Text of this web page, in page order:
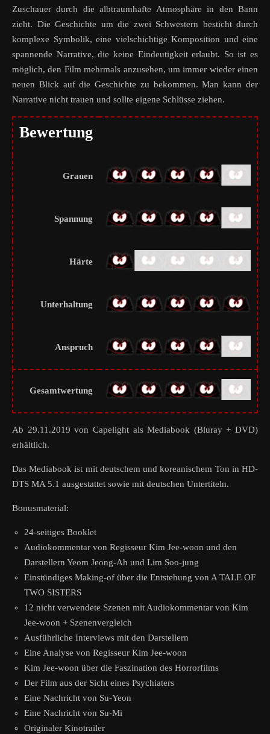
Zuschauer durch die albtraumhafte Atmosphäre in den Bann
zieht. Die Geschichte um die zwei Schwestern besticht durch
komplexe Symbolik, eine vielschichtige Komposition und eine
spannende Narrative, die keine Eindeutigkeit erlaubt. So ist es
möglich, den Film mehrmals anzusehen, um immer wieder einen
neuen Blick auf die Geschichte zu bekommen. Man kann der
Narrative nicht trauen und sollte eigene Schlüsse ziehen.
Bewertung
Grauen
Spannung
Härte
Unterhaltung
Anspruch
Gesamtwertung
Ab 29.11.2019 von Capelight als Mediabook (Bluray + DVD)
erhältlich.
Das Mediabook ist mit deutschem und koreanischem Ton in HD-
DTS MA 5.1 ausgestattet sowie mit deutschen Untertiteln.
Bonusmaterial:
24-seitiges Booklet
Audiokommentar von Regisseur Kim Jee-woon und den
Darstellern Yeom Jeong-Ah und Lim Soo-jung
Einstündiges Making-of über die Entstehung von A TALE OF
TWO SISTERS
12 nicht verwendete Szenen mit Audiokommentar von Kim
Jee-woon + Szenenvergleich
Ausführliche Interviews mit den Darstellern
Eine Analyse von Regisseur Kim Jee-woon
Kim Jee-woon über die Faszination des Horrorfilms
Der Film aus der Sicht eines Psychiaters
Eine Nachricht von Su-Yeon
Eine Nachricht von Su-Mi
Originaler Kinotrailer